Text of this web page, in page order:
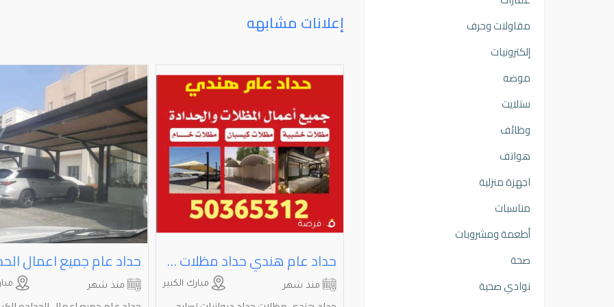
إعلانات مشابهه
منذ 3 أشهر
حداد عام هندي حداد مظلات حداد درابزين حداد ابواب حداد غرف ساندويتش بانل ⁦⁦Blacksmith⁩⁩ ⁦⁦Welding⁩⁩ ⁦⁦and⁩⁩
مبارك الكبير منذ شهر منذ شهر
مقاولات وحرف
إلكترونيات
موضه
ستلايت
وظائف
هواتف
اجهزة منزلية
مناسبات
أطعمة ومشروبات
صحة
نوادي صحية